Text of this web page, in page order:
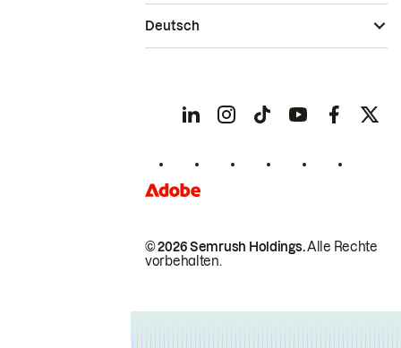
© 2026 Semrush Holdings.Alle Rechte
vorbehalten.
Deutsch